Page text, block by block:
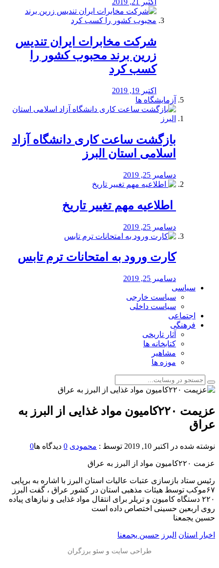
اکتبر 21, 2019
شرکت مخابرات ایران تندیس
زرین برند محبوب کشور را
کسب کرد
اکتبر 19, 2019
آزمایشگاه ها
بازگشت ساعت کاری دانشگاه آزاد
اسلامی استان البرز
دسامبر 25, 2019
️ اطلاعیه مهم تغییر تاریخ
دسامبر 25, 2019
کارت ورود به امتحانات ترم تابس
دسامبر 25, 2019
سیاسی
سیاست خارجی
سیاست داخلی
اجتماعی
فرهنگی
آثار تاریخی
کتابخانه ها
مشاهیر
موزه ها
️عزیمت ۲۲۰کامیون مواد غذایی از البرز به
عراق
نوشته شده در اکتبر 10, 2019 توسط : محمودی 0 دیدگاه ها0
️عزمت ۲۲۰کامیون مواد از البرز به عراق
رئیس ستاد بازسازی عتبات عالیات استان البرز با اشاره به برپایی
۶۷موکب توسط هیئات مذهبی استان در کشور عراق ، گفت البرز
۲۲۰ دستگاه کامیون و تریلر برای انتقال مواد غذایی و نیازهای پیاده
روی اربعین حسینی اختصاص داده است
حسین یجمعنا
اخبار استان البرز حسین یجمعنا